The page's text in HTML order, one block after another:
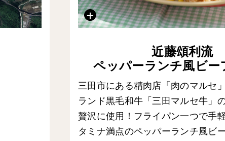
近藤頌利流
ペッパーランチ風ビー
三田市にある精肉店「肉のマルセ
ランド黒毛和牛「三田マルセ牛」
贅沢に使用！フライパン一つで手
タミナ満点のペッパーランチ風ビ